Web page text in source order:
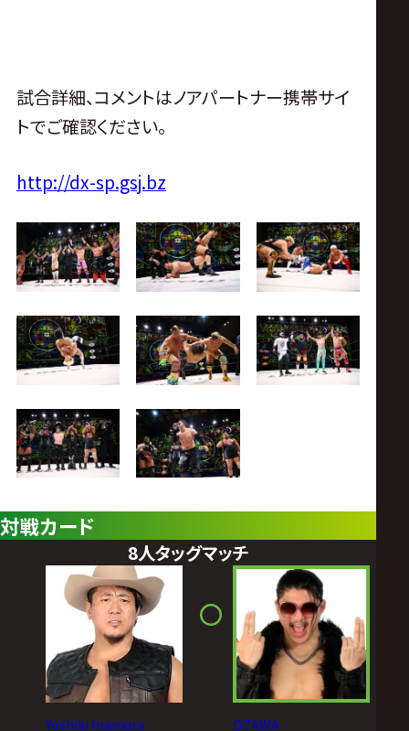
試合詳細、コメントはノアパートナー携帯サイ
トでご確認ください。
http://dx-sp.gsj.bz
対戦カード
8人タッグマッチ
Yoshiki Inamura OZAWA